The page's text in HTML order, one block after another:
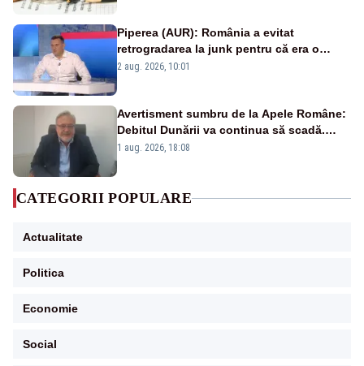
Piperea (AUR): România a evitat
retrogradarea la junk pentru că era o
catastrofă pentru bănci și fondurile de
2 aug. 2026, 10:01
Avertisment sumbru de la Apele Române:
Debitul Dunării va continua să scadă.
Cernavodă s-ar putea închide în 4 zile
1 aug. 2026, 18:08
CATEGORII POPULARE
Actualitate
Politica
Economie
Social